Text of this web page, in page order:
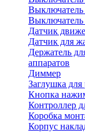
Датчик
Датчик для
Держатель
аппаратов
Диммер
Заглушка для
Кнопка
Контроллер
Коробка
Корпус